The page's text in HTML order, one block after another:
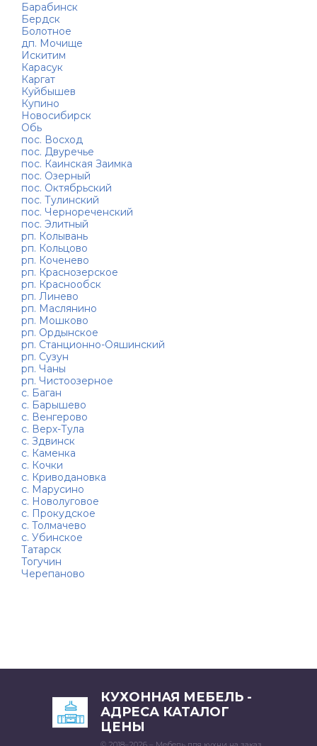
Барабинск
Бердск
Болотное
дп. Мочище
Искитим
Карасук
Каргат
Куйбышев
Купино
Новосибирск
Обь
пос. Восход
пос. Двуречье
пос. Каинская Заимка
пос. Озерный
пос. Октябрьский
пос. Тулинский
пос. Чернореченский
пос. Элитный
рп. Колывань
рп. Кольцово
рп. Коченево
рп. Краснозерское
рп. Краснообск
рп. Линево
рп. Маслянино
рп. Мошково
рп. Ордынское
рп. Станционно-Ояшинский
рп. Сузун
рп. Чаны
рп. Чистоозерное
с. Баган
с. Барышево
с. Венгерово
с. Верх-Тула
с. Здвинск
с. Каменка
с. Кочки
с. Криводановка
с. Марусино
с. Новолуговое
с. Прокудское
с. Толмачево
с. Убинское
Татарск
Тогучин
Черепаново
КУХОННАЯ МЕБЕЛЬ -
АДРЕСА КАТАЛОГ
ЦЕНЫ